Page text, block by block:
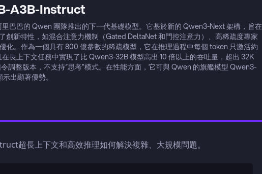
A3B-Instruct
巴巴的 Qwen 團隊推出的下一代基礎模型。它基於新的 Qwen3-Next 架構，旨在
創新特性，如混合注意力機制（Gated DeltaNet 和門控注意力）、高稀疏度專家
化。作為一個具有 800 億參數的稀疏模型，它在推理過程中每個 token 只激活約
長上下文任務中實現了比 Qwen3-32B 模型高出 10 倍以上的吞吐量，超出 32K
調整版本，不支持“思考”模式。在性能方面，它可與 Qwen 的旗艦模型 Qwen3-
出顯著優勢。
超長上下文和高效推理如何解決複雜、大規模問題。